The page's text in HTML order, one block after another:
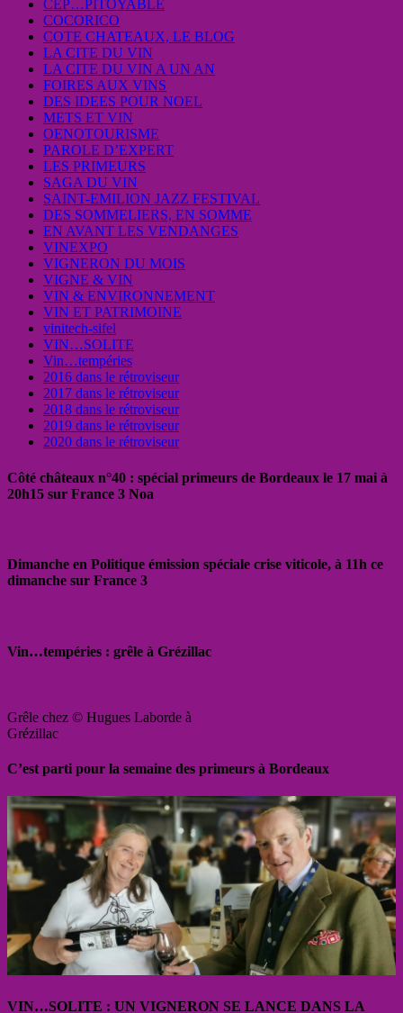
CEP…PITOYABLE
COCORICO
COTE CHATEAUX, LE BLOG
LA CITE DU VIN
LA CITE DU VIN A UN AN
FOIRES AUX VINS
DES IDEES POUR NOEL
METS ET VIN
OENOTOURISME
PAROLE D’EXPERT
LES PRIMEURS
SAGA DU VIN
SAINT-EMILION JAZZ FESTIVAL
DES SOMMELIERS, EN SOMME
EN AVANT LES VENDANGES
VINEXPO
VIGNERON DU MOIS
VIGNE & VIN
VIN & ENVIRONNEMENT
VIN ET PATRIMOINE
vinitech-sifel
VIN…SOLITE
Vin…tempéries
2016 dans le rétroviseur
2017 dans le rétroviseur
2018 dans le rétroviseur
2019 dans le rétroviseur
2020 dans le rétroviseur
Côté châteaux n°40 : spécial primeurs de Bordeaux le 17 mai à
20h15 sur France 3 Noa
Dimanche en Politique émission spéciale crise viticole, à 11h ce
dimanche sur France 3
Vin…tempéries : grêle à Grézillac
Grêle chez © Hugues Laborde à
Grézillac
C’est parti pour la semaine des primeurs à Bordeaux
VIN…SOLITE : UN VIGNERON SE LANCE DANS LA